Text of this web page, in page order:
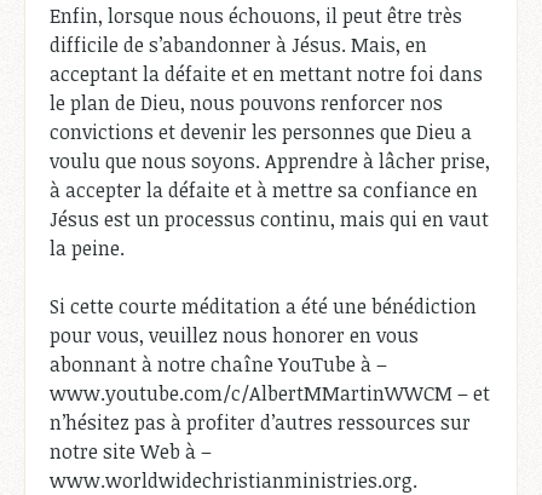
Enfin, lorsque nous échouons, il peut être très
difficile de s’abandonner à Jésus. Mais, en
acceptant la défaite et en mettant notre foi dans
le plan de Dieu, nous pouvons renforcer nos
convictions et devenir les personnes que Dieu a
voulu que nous soyons. Apprendre à lâcher prise,
à accepter la défaite et à mettre sa confiance en
Jésus est un processus continu, mais qui en vaut
la peine.
Si cette courte méditation a été une bénédiction
pour vous, veuillez nous honorer en vous
abonnant à notre chaîne YouTube à –
www.youtube.com/c/AlbertMMartinWWCM – et
n’hésitez pas à profiter d’autres ressources sur
notre site Web à –
www.worldwidechristianministries.org.